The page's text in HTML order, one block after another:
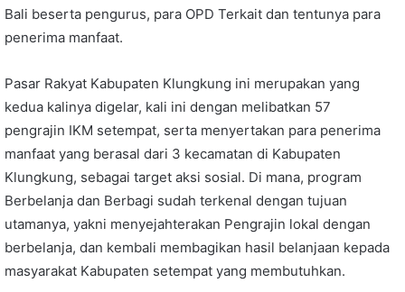
Bali beserta pengurus, para OPD Terkait dan tentunya para
penerima manfaat.
Pasar Rakyat Kabupaten Klungkung ini merupakan yang
kedua kalinya digelar, kali ini dengan melibatkan 57
pengrajin IKM setempat, serta menyertakan para penerima
manfaat yang berasal dari 3 kecamatan di Kabupaten
Klungkung, sebagai target aksi sosial. Di mana, program
Berbelanja dan Berbagi sudah terkenal dengan tujuan
utamanya, yakni menyejahterakan Pengrajin lokal dengan
berbelanja, dan kembali membagikan hasil belanjaan kepada
masyarakat Kabupaten setempat yang membutuhkan.